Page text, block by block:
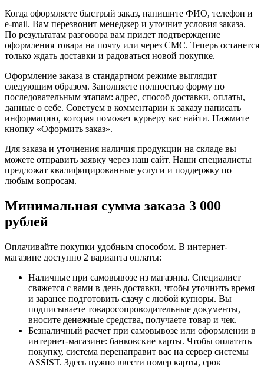
Когда оформляете быстрый заказ, напишите ФИО, телефон и
e-mail. Вам перезвонит менеджер и уточнит условия заказа.
По результатам разговора вам придет подтверждение
оформления товара на почту или через СМС. Теперь останется
только ждать доставки и радоваться новой покупке.
Оформление заказа в стандартном режиме выглядит
следующим образом. Заполняете полностью форму по
последовательным этапам: адрес, способ доставки, оплаты,
данные о себе. Советуем в комментарии к заказу написать
информацию, которая поможет курьеру вас найти. Нажмите
кнопку «Оформить заказ».
Для заказа и уточнения наличия продукции на складе вы
можете отправить заявку через наш сайт. Наши специалисты
предложат квалифицированные услуги и поддержку по
любым вопросам.
Минимальная сумма заказа 3 000
рублей
Оплачивайте покупки удобным способом. В интернет-
магазине доступно 2 варианта оплаты:
Наличные при самовывозе из магазина. Специалист
свяжется с вами в день доставки, чтобы уточнить время
и заранее подготовить сдачу с любой купюры. Вы
подписываете товаросопроводительные документы,
вносите денежные средства, получаете товар и чек.
Безналичный расчет при самовывозе или оформлении в
интернет-магазине: банковские карты. Чтобы оплатить
покупку, система перенаправит вас на сервер системы
ASSIST. Здесь нужно ввести номер карты, срок